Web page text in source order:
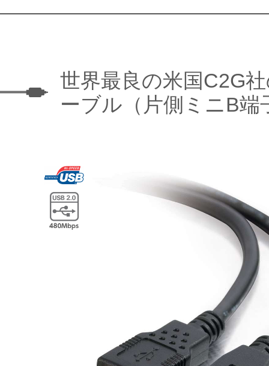
世界最良の米国C2G
ーブル（片側ミニB端